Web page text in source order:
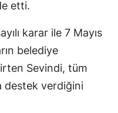
etti.
karar ile 7 Mayıs
belediye
Sevindi, tüm
destek verdiğini